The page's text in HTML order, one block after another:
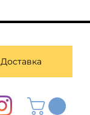
Доставка